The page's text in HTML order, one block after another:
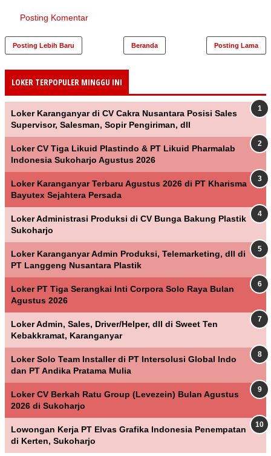
Posting Komentar
Posting Lebih Baru Posting Lama
Beranda
LOKER TERPOPULER MINGGU INI
Loker Karanganyar di CV Cakra Nusantara Posisi Sales
Supervisor, Salesman, Sopir Pengiriman, dll
Loker CV Tiga Likuid Plastindo & PT Likuid Pharmalab
Indonesia Sukoharjo Agustus 2026
Loker Karanganyar Terbaru Agustus 2026 di PT Kharisma
Bayutex Sejahtera Persada
Loker Administrasi Produksi di CV Bunga Bakung Plastik
Sukoharjo
Loker Karanganyar Admin Produksi, Telemarketing, dll di
PT Langgeng Nusantara Plastik
Loker PT Tiga Serangkai Inti Corpora Solo Raya Bulan
Agustus 2026
Loker Admin, Sales, Driver/Helper, dll di Sweet Ten
Kebakkramat, Karanganyar
Loker Solo Team Installer di PT Intersolusi Global Indo
dan PT Andika Pratama Mulia
Loker CV Berkah Ratu Group (Levezein) Bulan Agustus
2026 di Sukoharjo
Lowongan Kerja PT Elvas Grafika Indonesia Penempatan
di Kerten, Sukoharjo